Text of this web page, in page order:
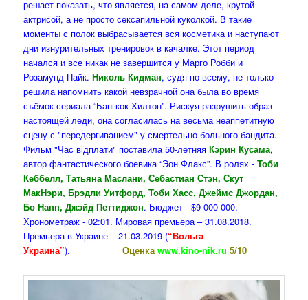
решает показать, что является, на самом деле, крутой
актрисой, а не просто сексапильной куколкой. В такие
моменты с полок выбрасывается вся косметика и наступают
дни изнурительных тренировок в качалке. Этот период
начался и все никак не завершится у Марго Робби и
Розамунд Пайк.Николь Кидман, судя по всему, не только
решила напомнить какой невзрачной она была во время
съёмок сериала “Бангкок Хилтон”. Рискуя разрушить образ
настоящей леди, она согласилась на весьма неаппетитную
сцену с "передергиванием" у смертельно больного бандита.
Фильм "Час відплати" поставила 50-летняяКэрин Кусама,
автор фантастического боевика “Эон Флакс”. В ролях -Тоби
Кеббелл, Татьяна Маслани, Себастиан Стэн, Скут
МакНэри, Брэдли Уитфорд, Тоби Хасс, Джеймс Джордан,
Бо Напп, Джэйд Петтиджон. Бюджет - $9 000 000.
Хронометраж - 02:01. Мировая премьера – 31.08.2018.
Премьера в Украине – 21.03.2019 (“Вольга
Украина”).Оценкаwww.kino-nik.ru 5/10